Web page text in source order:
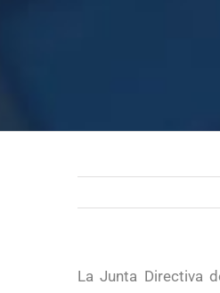
La Junta Directiva